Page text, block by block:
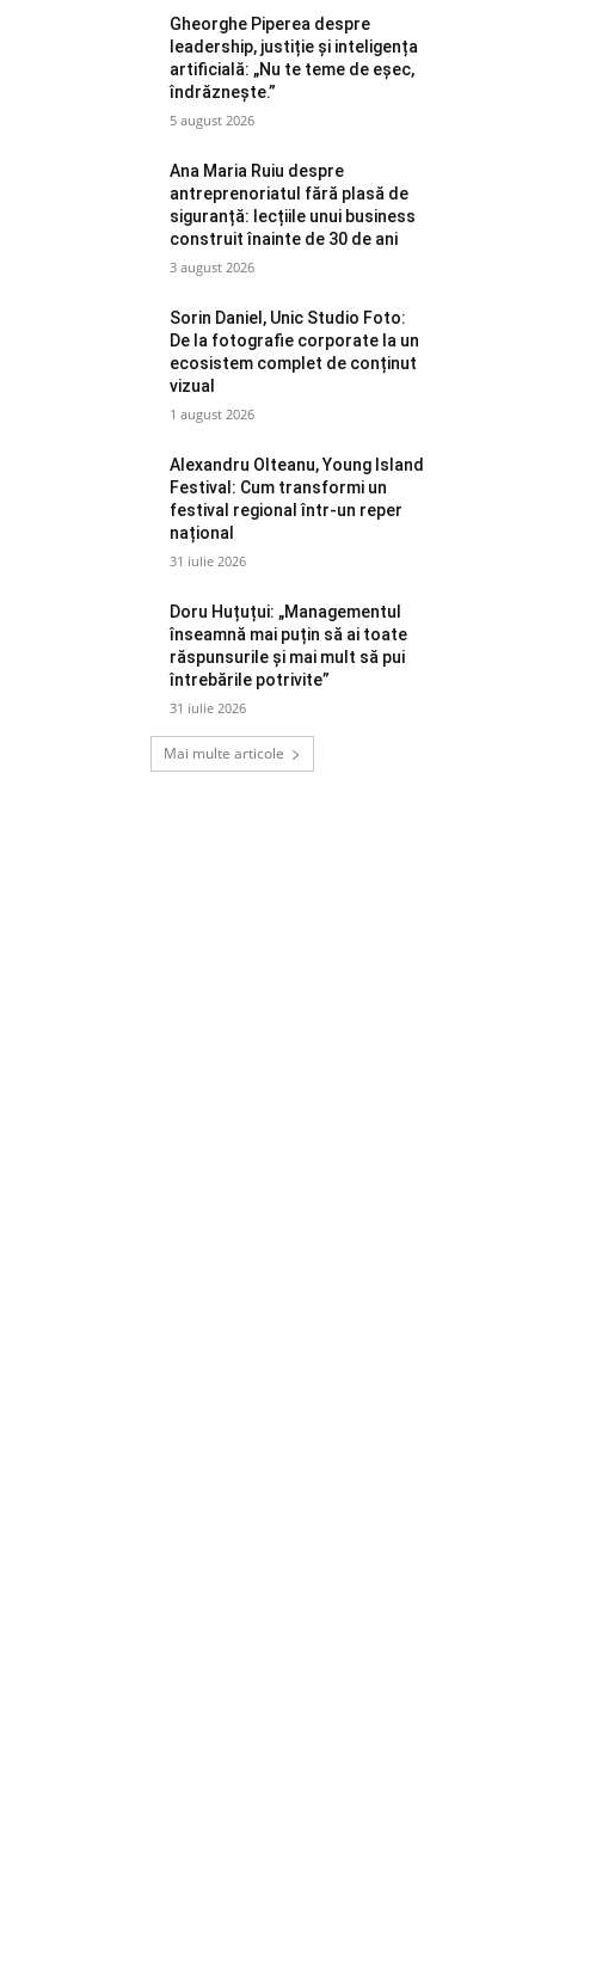
Gheorghe Piperea despre
leadership, justiție și inteligența
artificială: „Nu te teme de eșec,
îndrăznește.”
5 august 2026
Ana Maria Ruiu despre
antreprenoriatul fără plasă de
siguranță: lecțiile unui business
construit înainte de 30 de ani
3 august 2026
Sorin Daniel, Unic Studio Foto:
De la fotografie corporate la un
ecosistem complet de conținut
vizual
1 august 2026
Alexandru Olteanu, Young Island
Festival: Cum transformi un
festival regional într-un reper
național
31 iulie 2026
Doru Huțuțui: „Managementul
înseamnă mai puțin să ai toate
răspunsurile și mai mult să pui
întrebările potrivite”
31 iulie 2026
Mai multe articole